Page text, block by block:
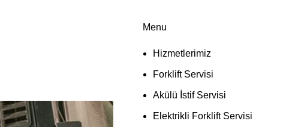
Menu
Hizmetlerimiz
Forklift Servisi
Akülü İstif Servisi
Elektrikli Forklift Servisi